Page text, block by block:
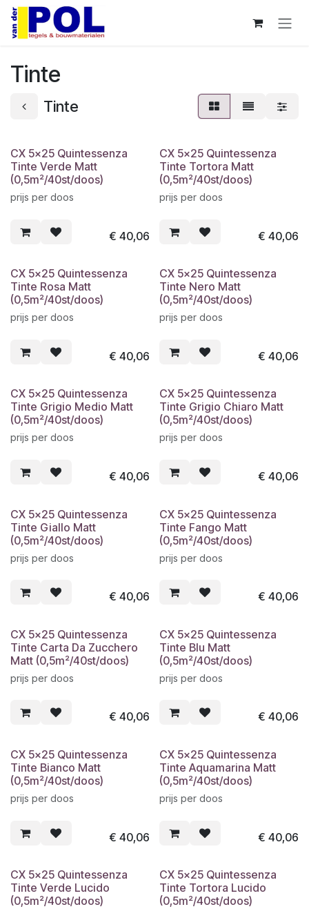
Overslaan naar inhoud
Tinte
Tinte
CX 5x25 Quintessenza
Tinte Verde Matt
(0,5m²/40st/doos)
prijs per doos
€ 40,06
CX 5x25 Quintessenza
Tinte Tortora Matt
(0,5m²/40st/doos)
prijs per doos
€ 40,06
CX 5x25 Quintessenza
Tinte Rosa Matt
(0,5m²/40st/doos)
prijs per doos
€ 40,06
CX 5x25 Quintessenza
Tinte Nero Matt
(0,5m²/40st/doos)
prijs per doos
€ 40,06
CX 5x25 Quintessenza
Tinte Grigio Medio Matt
(0,5m²/40st/doos)
prijs per doos
€ 40,06
CX 5x25 Quintessenza
Tinte Grigio Chiaro Matt
(0,5m²/40st/doos)
prijs per doos
€ 40,06
CX 5x25 Quintessenza
Tinte Giallo Matt
(0,5m²/40st/doos)
prijs per doos
€ 40,06
CX 5x25 Quintessenza
Tinte Fango Matt
(0,5m²/40st/doos)
prijs per doos
€ 40,06
CX 5x25 Quintessenza
Tinte Carta Da Zucchero
Matt (0,5m²/40st/doos)
prijs per doos
€ 40,06
CX 5x25 Quintessenza
Tinte Blu Matt
(0,5m²/40st/doos)
prijs per doos
€ 40,06
CX 5x25 Quintessenza
Tinte Bianco Matt
(0,5m²/40st/doos)
prijs per doos
€ 40,06
CX 5x25 Quintessenza
Tinte Aquamarina Matt
(0,5m²/40st/doos)
prijs per doos
€ 40,06
CX 5x25 Quintessenza
Tinte Verde Lucido
(0,5m²/40st/doos)
CX 5x25 Quintessenza
Tinte Tortora Lucido
(0,5m²/40st/doos)